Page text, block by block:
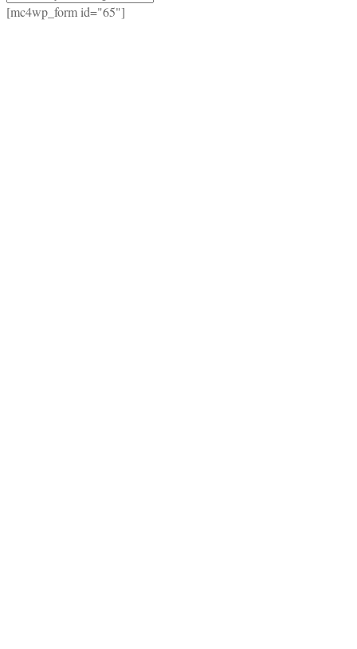
[mc4wp_form id="65"]